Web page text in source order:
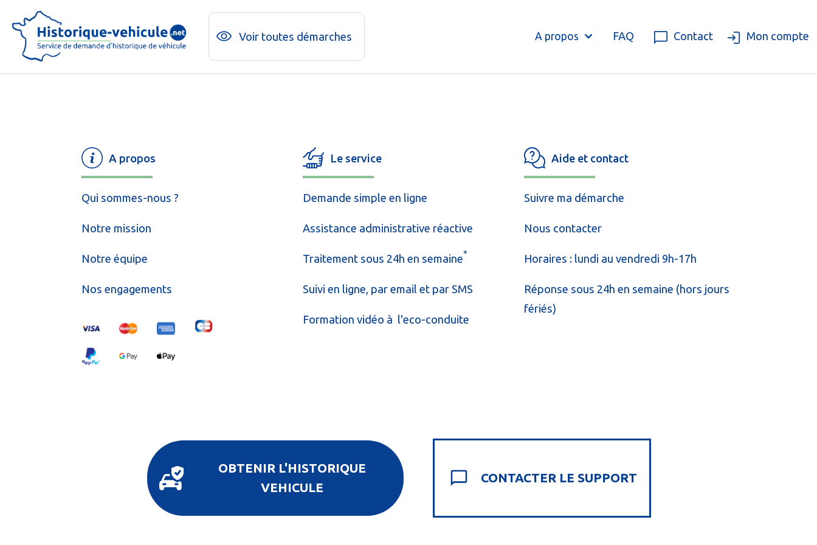
Voir toutes démarches A propos FAQ Contact Mon compte
A propos
Qui sommes-nous ?
Notre mission
Notre équipe
Nos engagements
Le service
Demande simple en ligne
Assistance administrative réactive
Traitement sous 24h en semaine*
Suivi en ligne, par email et par SMS
Formation vidéo à l'eco-conduite
Aide et contact
Suivre ma démarche
Nous contacter
Horaires : lundi au vendredi 9h-17h
Réponse sous 24h en semaine (hors jours
fériés)
OBTENIR L'HISTORIQUE
VEHICULE
CONTACTER LE SUPPORT